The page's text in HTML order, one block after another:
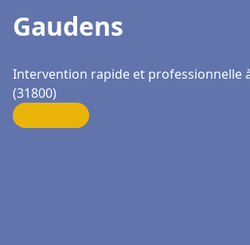
Gaudens
Intervention rapide et professionnelle
(31800)